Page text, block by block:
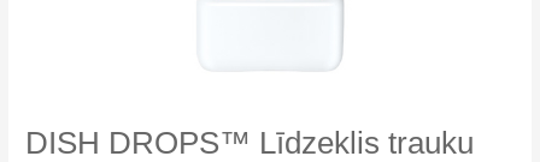
DISH DROPS™ Līdzeklis trauku